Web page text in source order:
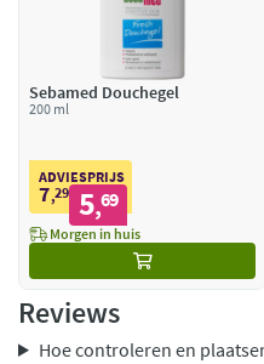
Sebamed Douchegel
200 ml
ADVIESPRIJS
7,29 5,69
Morgen in huis
Reviews
Hoe controleren en